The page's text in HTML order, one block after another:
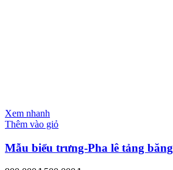
Xem nhanh
Thêm vào giỏ
Mẫu biểu trưng-Pha lê tảng băng